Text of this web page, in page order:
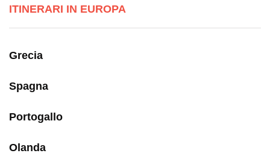
ITINERARI IN EUROPA
Grecia
Spagna
Portogallo
Olanda